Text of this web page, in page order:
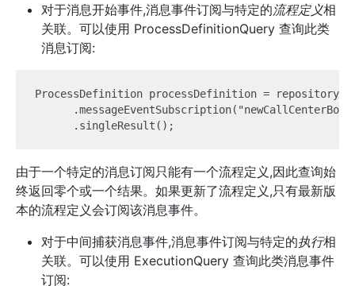
对于消息开始事件,消息事件订阅与特定的流程定义相
关联。可以使用 ProcessDefinitionQuery 查询此类
消息订阅:
ProcessDefinition processDefinition =
由于一个特定的消息订阅只能有一个流程定义,因此查询始
终返回零个或一个结果。如果更新了流程定义,只有最新版
本的流程定义会订阅该消息事件。
对于中间捕获消息事件,消息事件订阅与特定的执行相
关联。可以使用 ExecutionQuery 查询此类消息事件
订阅: